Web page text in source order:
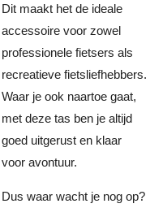
Dit maakt het de ideale
accessoire voor zowel
professionele fietsers als
recreatieve fietsliefhebbers.
Waar je ook naartoe gaat,
met deze tas ben je altijd
goed uitgerust en klaar
voor avontuur.
Dus waar wacht je nog op?